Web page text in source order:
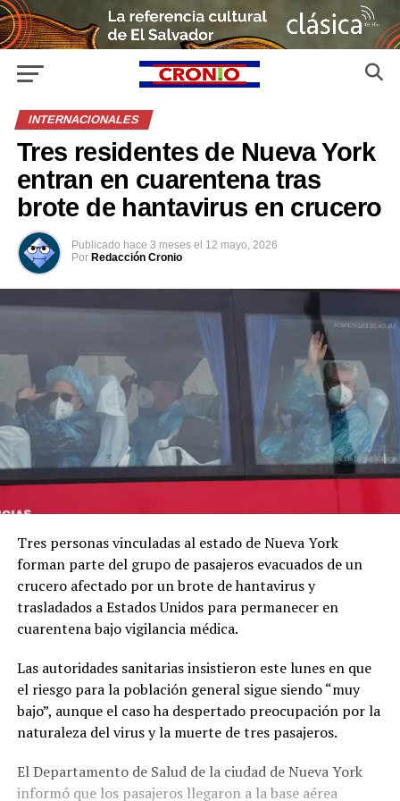
INTERNACIONALES
Tres residentes de Nueva York
entran en cuarentena tras
brote de hantavirus en crucero
Publicado hace 3 meses el 12 mayo, 2026
Por Redacción Cronio
Tres personas vinculadas al estado de Nueva York
forman parte del grupo de pasajeros evacuados de un
crucero afectado por un brote de hantavirus y
trasladados a Estados Unidos para permanecer en
cuarentena bajo vigilancia médica.
Las autoridades sanitarias insistieron este lunes en que
el riesgo para la población general sigue siendo “muy
bajo”, aunque el caso ha despertado preocupación por la
naturaleza del virus y la muerte de tres pasajeros.
El Departamento de Salud de la ciudad de Nueva York
informó que los pasajeros llegaron a la base aérea